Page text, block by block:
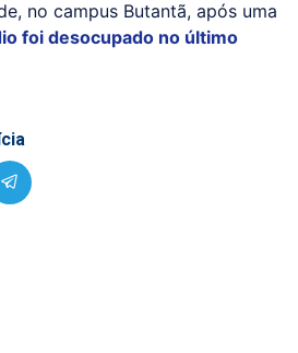
no campus Butantã, após uma
foi desocupado no último